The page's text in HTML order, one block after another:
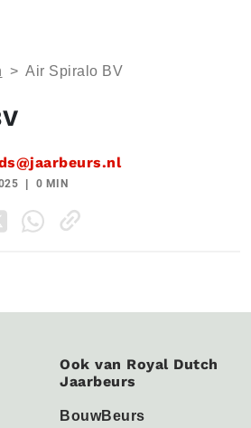
> Air Spiralo BV
0 MIN
Ook van Royal Dutch
Jaarbeurs
BouwBeurs